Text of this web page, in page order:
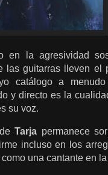
la agresividad
las guitarras lleven
catálogo a
y directo es la
su voz.
deTarja permanece
incluso en los
una cantante en